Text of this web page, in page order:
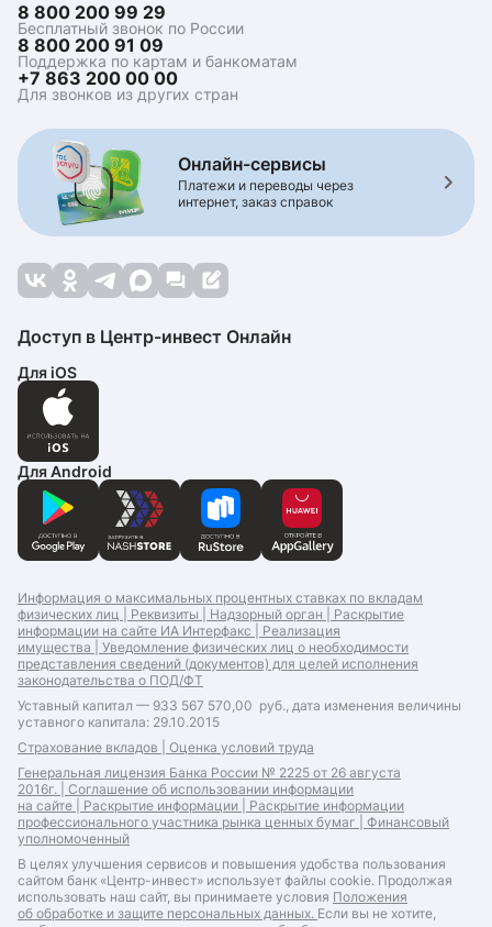
8 800 200 99 29
Бесплатный звонок по России
8 800 200 91 09
Поддержка по картам и банкоматам
+7 863 200 00 00
Для звонков из других стран
Онлайн-сервисы
Платежи и переводы через
интернет, заказ справок
Доступ в Центр-инвест Онлайн
Для iOS
Для Android
Информация о максимальных процентных ставках по вкладам
физических лиц | Реквизиты | Надзорный орган | Раскрытие
информации на сайте ИА Интерфакс | Реализация
имущества | Уведомление физических лиц о необходимости
представления сведений (документов) для целей исполнения
законодательства о ПОД/ФТ
Уставный капитал — 933 567 570,00 руб., дата изменения величины
уставного капитала: 29.10.2015
Страхование вкладов | Оценка условий труда
Генеральная лицензия Банка России № 2225 от 26 августа
2016г. | Соглашение об использовании информации
на сайте | Раскрытие информации | Раскрытие информации
профессионального участника рынка ценных бумаг | Финансовый
уполномоченный
В целях улучшения сервисов и повышения удобства пользования
сайтом банк «Центр-инвест» использует файлы cookie. Продолжая
использовать наш сайт, вы принимаете условия Положения
об обработке и защите персональных данных. Если вы не хотите,